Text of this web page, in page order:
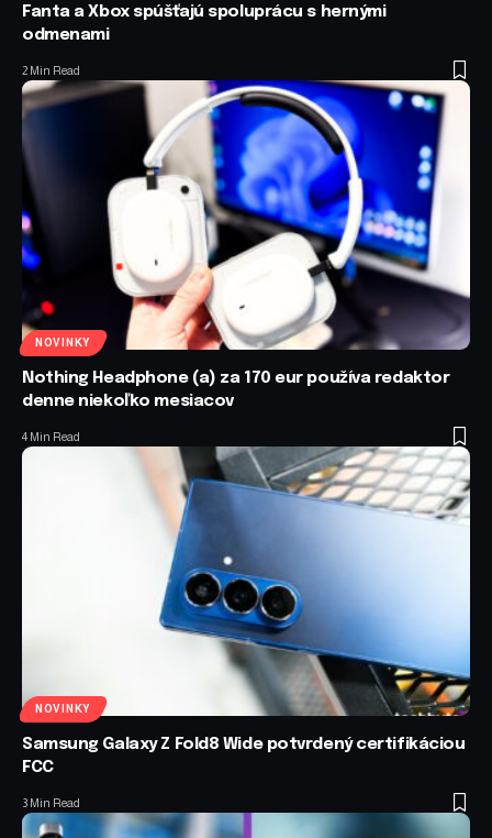
Fanta a Xbox spúšťajú spoluprácu s hernými
odmenami
2 Min Read
NOVINKY
Nothing Headphone (a) za 170 eur používa redaktor
denne niekoľko mesiacov
4 Min Read
NOVINKY
Samsung Galaxy Z Fold8 Wide potvrdený certifikáciou
FCC
3 Min Read